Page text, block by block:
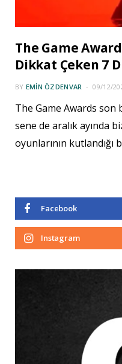
The Game
Dikkat Çeken 7
BY EMIN ÖZDENVAR 09/12/
The Game Awards son
sene de aralık ayında
oyunlarının kutlandığı
Facebook
Instagram